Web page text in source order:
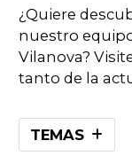
¿Quiere
nuestro
Vilanova?
tanto de la
TEMAS